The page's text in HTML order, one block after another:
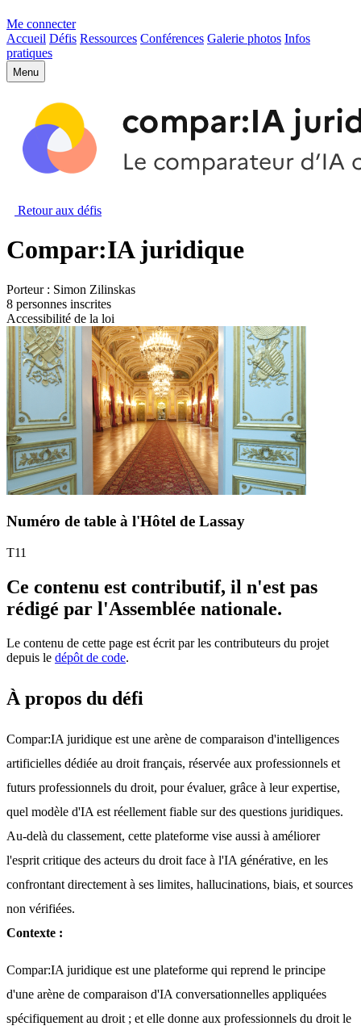
Me connecter
Accueil Défis Ressources Conférences Galerie photos Infos
pratiques
Menu
Retour aux défis
Compar:IA juridique
Porteur : Simon Zilinskas
8 personnes inscrites
Accessibilité de la loi
Numéro de table à l'Hôtel de Lassay
T11
Ce contenu est contributif, il n'est pas
rédigé par l'Assemblée nationale.
Le contenu de cette page est écrit par les contributeurs du projet
depuis le dépôt de code.
À propos du défi
Compar:IA juridique est une arène de comparaison d'intelligences
artificielles dédiée au droit français, réservée aux professionnels et
futurs professionnels du droit, pour évaluer, grâce à leur expertise,
quel modèle d'IA est réellement fiable sur des questions juridiques.
Au-delà du classement, cette plateforme vise aussi à améliorer
l'esprit critique des acteurs du droit face à l'IA générative, en les
confrontant directement à ses limites, hallucinations, biais, et sources
non vérifiées.
Contexte :
Compar:IA juridique est une plateforme qui reprend le principe
d'une arène de comparaison d'IA conversationnelles appliquées
spécifiquement au droit ; et elle donne aux professionnels du droit le